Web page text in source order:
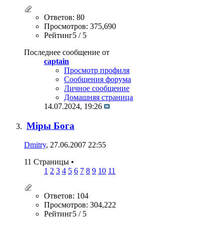
Ответов: 80
Просмотров: 375,690
Рейтинг5 / 5
Последнее сообщение от
captain
Просмотр профиля
Сообщения форума
Личное сообщение
Домашняя страница
14.07.2024, 19:26
Мiры Бога
Dmitry, 27.06.2007 22:55
11 Страницы •
1 2 3 4 5 6 7 8 9 10 11
Ответов: 104
Просмотров: 304,222
Рейтинг5 / 5